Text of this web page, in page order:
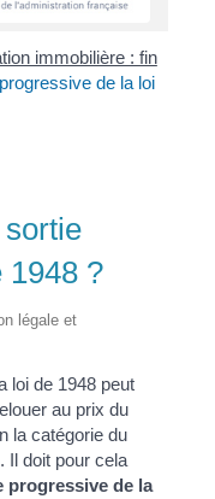
immobilière : fin
de la loi
1948 ?
légale et
loi de 1948 peut
au prix du
la catégorie du
Il doit pour cela
progressive de la